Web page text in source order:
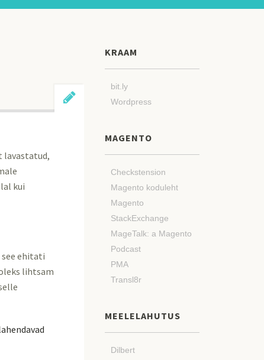
lavastatud,
kui
see ehitati
lihtsam
KRAAM
bit.ly
Wordpress
MAGENTO
Checkstension
Magento koduleht
Magento
StackExchange
MageTalk: a Magento
Podcast
PMA
Transl8r
MEELELAHUTUS
Dilbert